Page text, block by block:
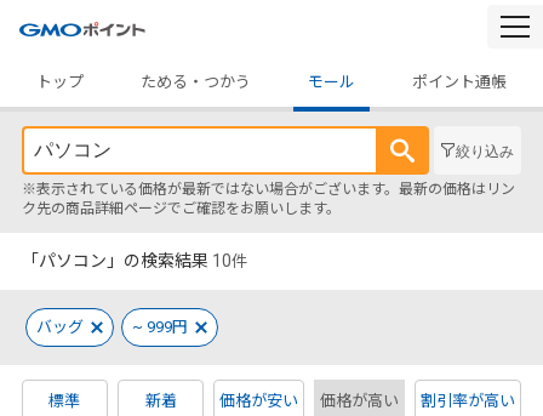
トップ
ためる・つかう モール ポイント通帳
絞り込み
※表示されている価格が最新ではない場合がございます。最新の価格はリン
ク先の商品詳細ページでご確認をお願いします。
「パソコン」の検索結果 10件
バッグ ~ 999円
標準 新着 価格が安い 価格が高い 割引率が高い